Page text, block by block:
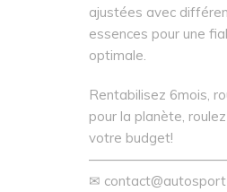
ajustées avec
essences pour une
optimale.
Rentabilisez 6mois,
pour la planète,
votre budget!
✉